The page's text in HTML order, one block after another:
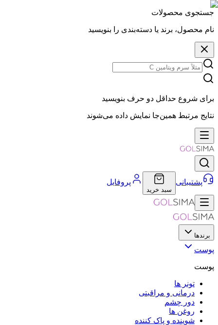
جستجوی محصولات
نام محصول، برند یا دسته‌بندی را بنویسید
برای شروع حداقل دو حرف بنویسید
نتایج مرتبط همین‌جا نمایش داده می‌شوند
پشتیبانی
سبد خرید
پروفایل
برندها
پوست
پوست
تونر ها
درمانی و مراقبتی
دور چشم
روغن ها
شوینده و پاک کننده